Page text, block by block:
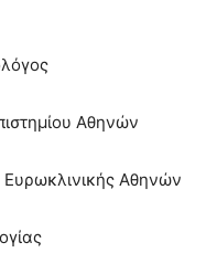
Αθηνών
Ευρωκλινικής Αθηνών